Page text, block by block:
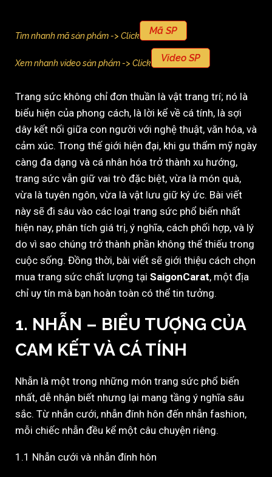
Tìm nhanh mã sản phẩm -> Click Mã SP
Xem nhanh video sản phẩm -> Click Video SP
Trang sức không chỉ đơn thuần là vật trang trí; nó là
biểu hiện của phong cách, là lời kể về cá tính, là sợi
dây kết nối giữa con người với nghệ thuật, văn hóa, và
cảm xúc. Trong thế giới hiện đại, khi gu thẩm mỹ ngày
càng đa dạng và cá nhân hóa trở thành xu hướng,
trang sức vẫn giữ vai trò đặc biệt, vừa là món quà,
vừa là tuyên ngôn, vừa là vật lưu giữ ký ức. Bài viết
này sẽ đi sâu vào các loại trang sức phổ biến nhất
hiện nay, phân tích giá trị, ý nghĩa, cách phối hợp, và lý
do vì sao chúng trở thành phần không thể thiếu trong
cuộc sống. Đồng thời, bài viết sẽ giới thiệu cách chọn
mua trang sức chất lượng tại SaigonCarat, một địa
chỉ uy tín mà bạn hoàn toàn có thể tin tưởng.
1. NHẪN – BIỂU TƯỢNG CỦA
CAM KẾT VÀ CÁ TÍNH
Nhẫn là một trong những món trang sức phổ biến
nhất, dễ nhận biết nhưng lại mang tầng ý nghĩa sâu
sắc. Từ nhẫn cưới, nhẫn đính hôn đến nhẫn fashion,
mỗi chiếc nhẫn đều kể một câu chuyện riêng.
1.1 Nhẫn cưới và nhẫn đính hôn